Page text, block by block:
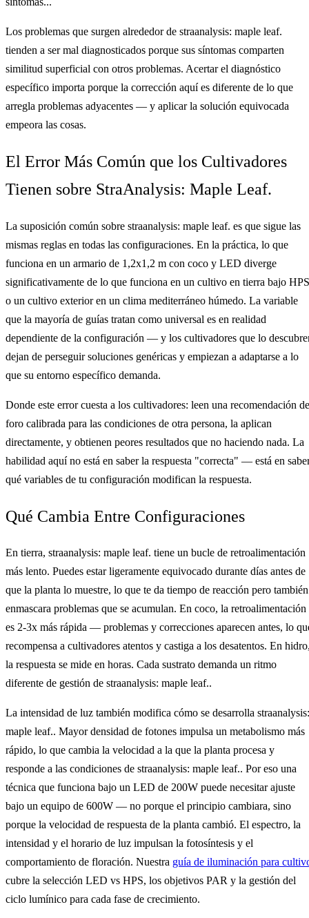
Los problemas que surgen alrededor de straanalysis: maple leaf.
tienden a ser mal diagnosticados porque sus síntomas comparten
similitud superficial con otros problemas. Acertar el diagnóstico
específico importa porque la corrección aquí es diferente de lo que
arregla problemas adyacentes — y aplicar la solución equivocada
empeora las cosas.
El Error Más Común que los Cultivadores
Tienen sobre StraAnalysis: Maple Leaf.
La suposición común sobre straanalysis: maple leaf. es que sigue las
mismas reglas en todas las configuraciones. En la práctica, lo que
funciona en un armario de 1,2x1,2 m con coco y LED diverge
significativamente de lo que funciona en un cultivo en tierra bajo
o un cultivo exterior en un clima mediterráneo húmedo. La variable
que la mayoría de guías tratan como universal es en realidad
dependiente de la configuración — y los cultivadores que lo
dejan de perseguir soluciones genéricas y empiezan a adaptarse a lo
que su entorno específico demanda.
Donde este error cuesta a los cultivadores: leen una recomendación de
foro calibrada para las condiciones de otra persona, la aplican
directamente, y obtienen peores resultados que no haciendo nada. La
habilidad aquí no está en saber la respuesta "correcta" — está en
qué variables de tu configuración modifican la respuesta.
Qué Cambia Entre Configuraciones
En tierra, straanalysis: maple leaf. tiene un bucle de retroalimentación
más lento. Puedes estar ligeramente equivocado durante días antes de
que la planta lo muestre, lo que te da tiempo de reacción pero también
enmascara problemas que se acumulan. En coco, la retroalimentación
es 2-3x más rápida — problemas y correcciones aparecen antes, lo
recompensa a cultivadores atentos y castiga a los desatentos. En
la respuesta se mide en horas. Cada sustrato demanda un ritmo
diferente de gestión de straanalysis: maple leaf..
La intensidad de luz también modifica cómo se desarrolla straanalysis:
maple leaf.. Mayor densidad de fotones impulsa un metabolismo más
rápido, lo que cambia la velocidad a la que la planta procesa y
responde a las condiciones de straanalysis: maple leaf.. Por eso una
técnica que funciona bajo un LED de 200W puede necesitar ajuste
bajo un equipo de 600W — no porque el principio cambiara, sino
porque la velocidad de respuesta de la planta cambió. El espectro, la
intensidad y el horario de luz impulsan la fotosíntesis y el
comportamiento de floración. Nuestra guía de iluminación para
cubre la selección LED vs HPS, los objetivos PAR y la gestión del
ciclo lumínico para cada fase de crecimiento.